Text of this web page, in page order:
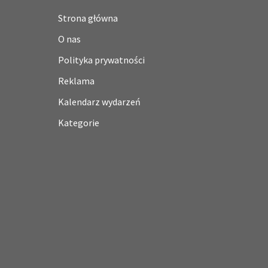
Strona główna
O nas
Polityka prywatności
Reklama
Kalendarz wydarzeń
Kategorie